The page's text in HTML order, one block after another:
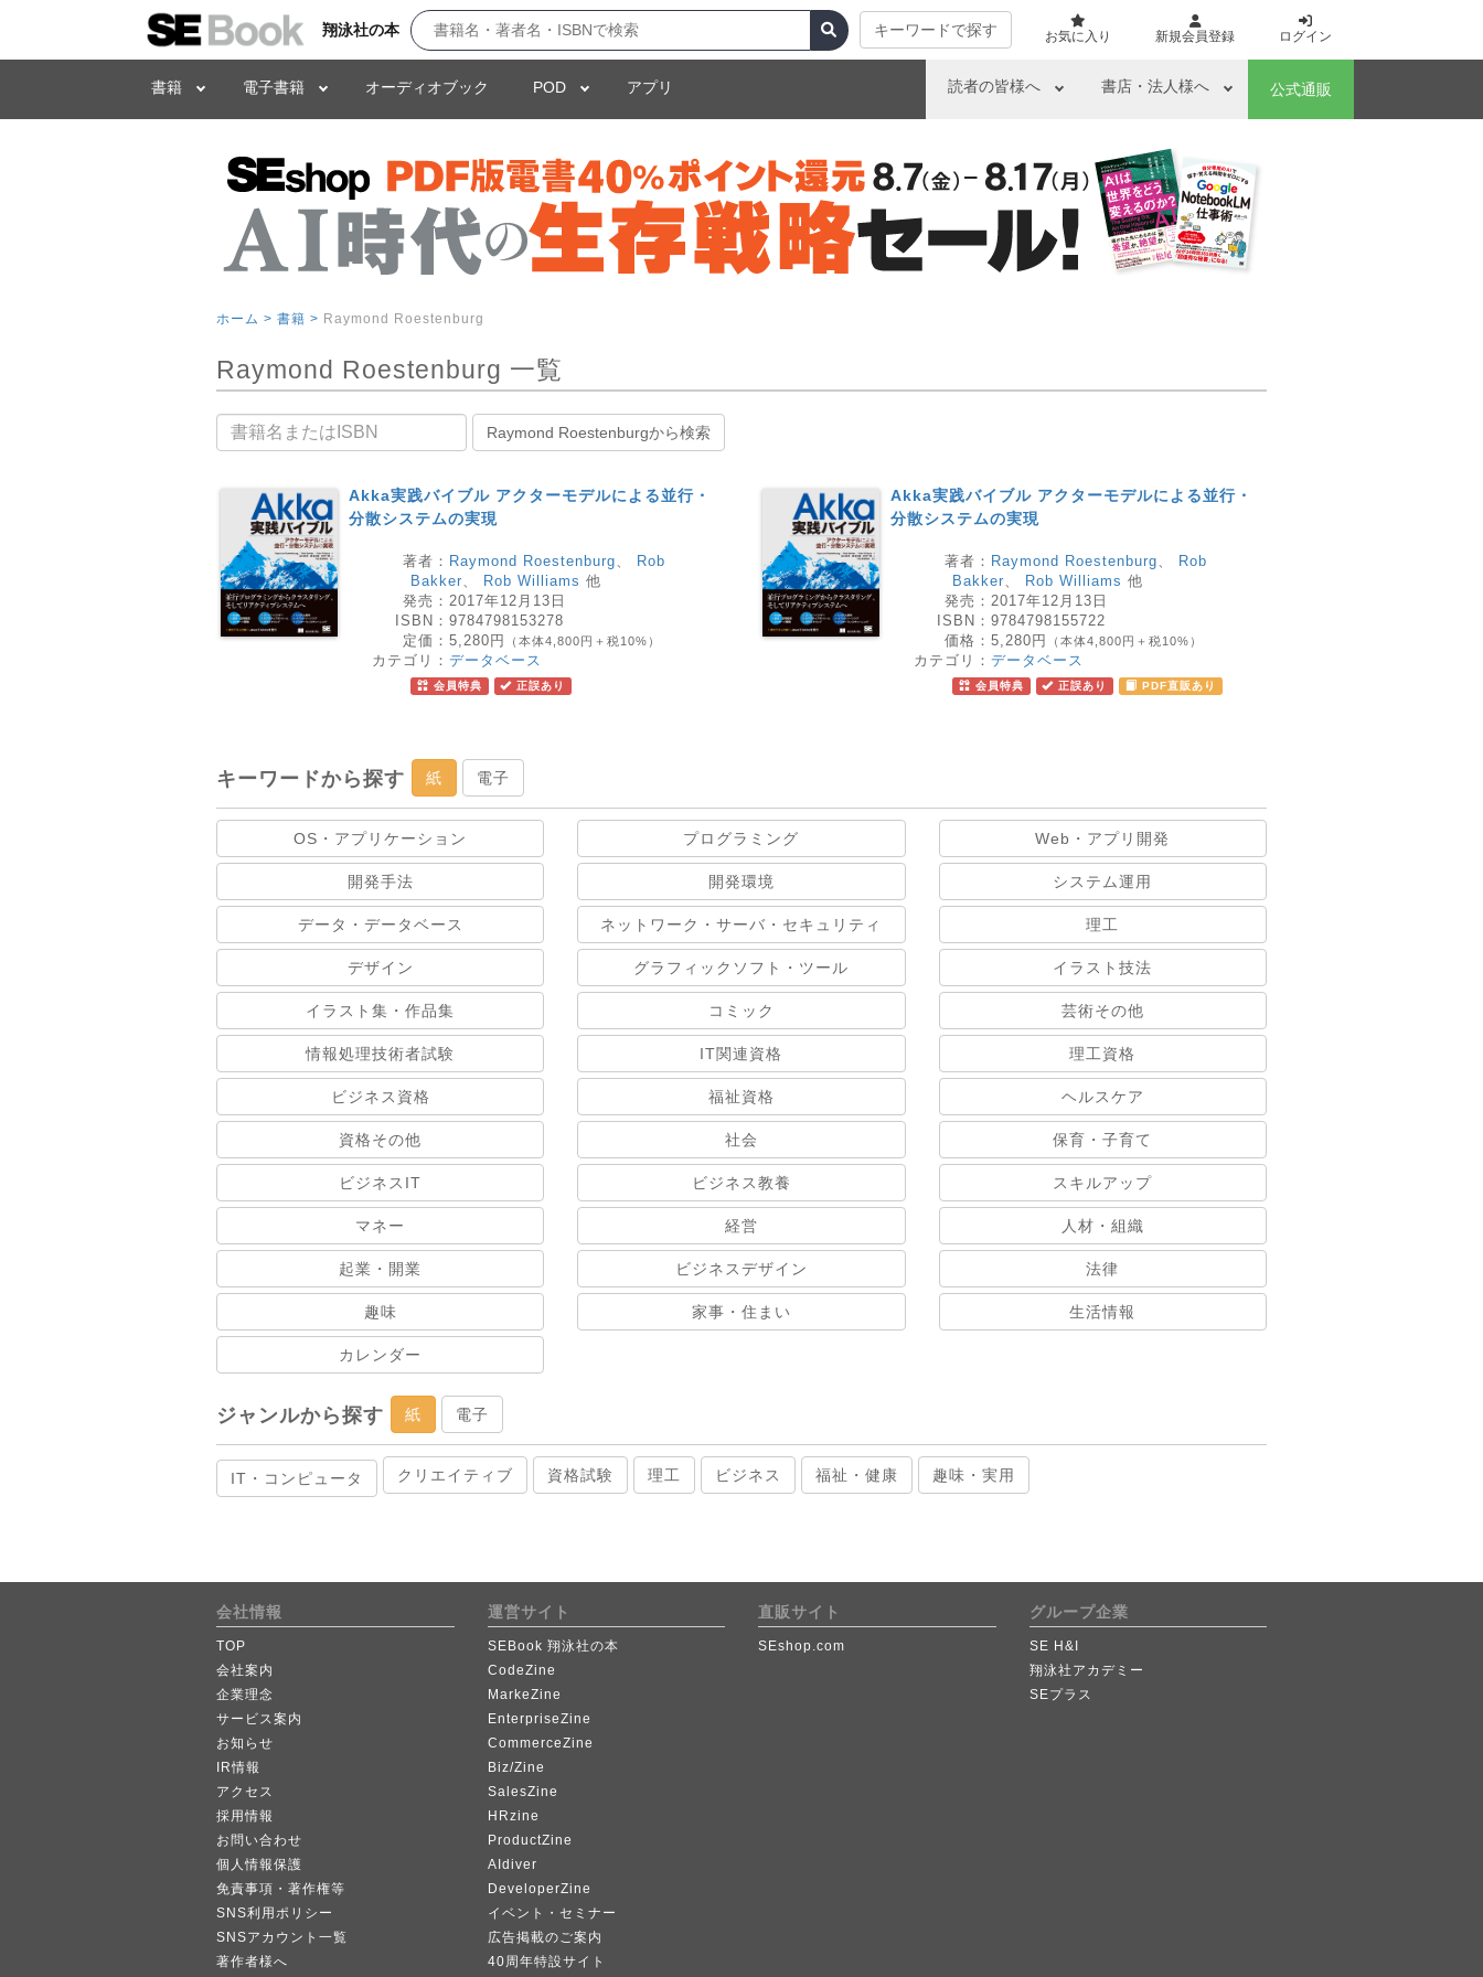
翔泳社の本 キーワードで探す お気に入り 新規会員登録 ログイン
書籍 電子書籍 オーディオブック POD アプリ 読者の皆様へ 書店・法人様へ 公式通販
ホーム > 書籍 > Raymond Roestenburg
Raymond Roestenburg 一覧
書籍名 Raymond Roestenburgから検索
Akka実践バイブル アクターモデルによる並行・
分散システムの実現
著者： Raymond Roestenburg、
Rob
Bakker、 Rob Williams 他
発売： 2017年12月13日
ISBN： 9784798153278
定価： 5,280円 （本体4,800円＋税10%）
カテゴリ： データベース
会員特典 正誤あり
Akka実践バイブル アクターモデルによる並行・
分散システムの実現
著者： Raymond Roestenburg、
Rob
Bakker、 Rob Williams 他
発売： 2017年12月13日
ISBN： 9784798155722
価格： 5,280円 （本体4,800円＋税10%）
カテゴリ： データベース
会員特典 正誤あり PDF直販あり
キーワードから探す 紙 電子
OS・アプリケーション プログラミング Web・アプリ開発
開発手法 開発環境 システム運用
データ・データベース ネットワーク・サーバ・セキュリティ 理工
デザイン グラフィックソフト・ツール イラスト技法
イラスト集・作品集 コミック 芸術その他
情報処理技術者試験 IT関連資格 理工資格
ビジネス資格 福祉資格 ヘルスケア
資格その他 社会 保育・子育て
ビジネスIT ビジネス教養 スキルアップ
マネー 経営 人材・組織
起業・開業 ビジネスデザイン 法律
趣味 家事・住まい 生活情報
カレンダー
ジャンルから探す 紙 電子
IT・コンピュータ クリエイティブ 資格試験 理工 ビジネス 福祉・健康 趣味・実用
会社情報
TOP
会社案内
企業理念
サービス案内
お知らせ
IR情報
アクセス
採用情報
お問い合わせ
個人情報保護
免責事項・著作権等
SNS利用ポリシー
SNSアカウント一覧
著作者様へ
運営サイト
SEBook 翔泳社の本
CodeZine
MarkeZine
EnterpriseZine
CommerceZine
Biz/Zine
SalesZine
HRzine
ProductZine
AIdiver
DeveloperZine
イベント・セミナー
広告掲載のご案内
40周年特設サイト
直販サイト
SEshop.com
グループ企業
SE H&I
翔泳社アカデミー
SEプラス